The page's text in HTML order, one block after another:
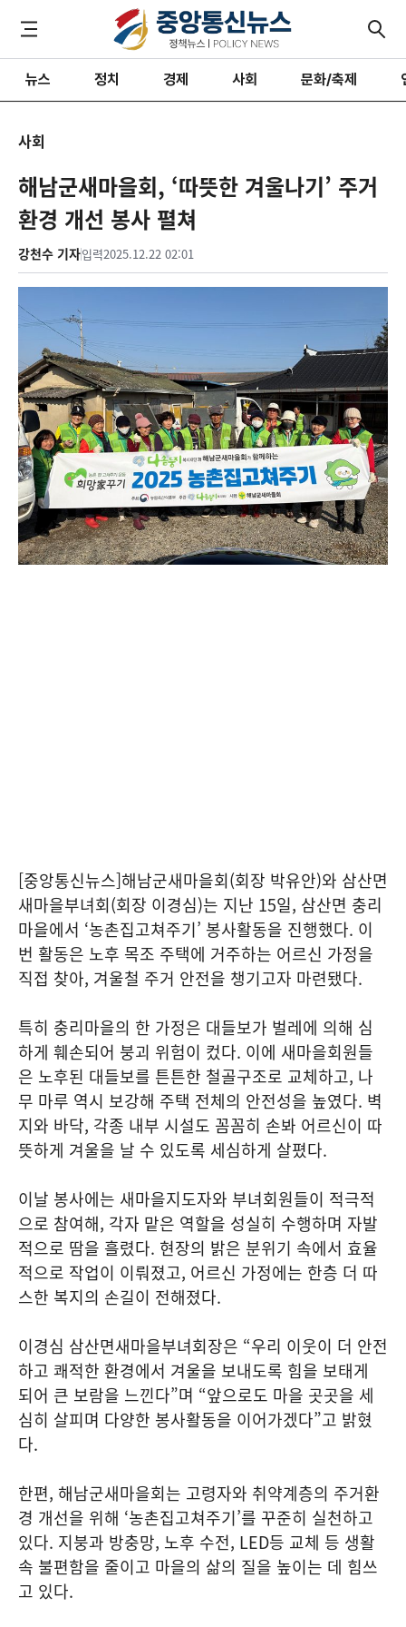
뉴스 정치 경제 사회 문화/축제
사회
해남군새마을회, ‘따뜻한 겨울나기’ 주거
환경 개선 봉사 펼쳐
강천수 기자입력2025.12.22 02:01
[중앙통신뉴스]해남군새마을회(회장 박유안)와 삼산면
새마을부녀회(회장 이경심)는 지난 15일, 삼산면 충리
마을에서 ‘농촌집고쳐주기’ 봉사활동을 진행했다. 이
번 활동은 노후 목조 주택에 거주하는 어르신 가정을
직접 찾아, 겨울철 주거 안전을 챙기고자 마련됐다.
특히 충리마을의 한 가정은 대들보가 벌레에 의해 심
하게 훼손되어 붕괴 위험이 컸다. 이에 새마을회원들
은 노후된 대들보를 튼튼한 철골구조로 교체하고, 나
무 마루 역시 보강해 주택 전체의 안전성을 높였다. 벽
지와 바닥, 각종 내부 시설도 꼼꼼히 손봐 어르신이 따
뜻하게 겨울을 날 수 있도록 세심하게 살폈다.
이날 봉사에는 새마을지도자와 부녀회원들이 적극적
으로 참여해, 각자 맡은 역할을 성실히 수행하며 자발
적으로 땀을 흘렸다. 현장의 밝은 분위기 속에서 효율
적으로 작업이 이뤄졌고, 어르신 가정에는 한층 더 따
스한 복지의 손길이 전해졌다.
이경심 삼산면새마을부녀회장은 “우리 이웃이 더 안전
하고 쾌적한 환경에서 겨울을 보내도록 힘을 보태게
되어 큰 보람을 느낀다”며 “앞으로도 마을 곳곳을 세
심히 살피며 다양한 봉사활동을 이어가겠다”고 밝혔
다.
한편, 해남군새마을회는 고령자와 취약계층의 주거환
경 개선을 위해 ‘농촌집고쳐주기’를 꾸준히 실천하고
있다. 지붕과 방충망, 노후 수전, LED등 교체 등 생활
속 불편함을 줄이고 마을의 삶의 질을 높이는 데 힘쓰
고 있다.